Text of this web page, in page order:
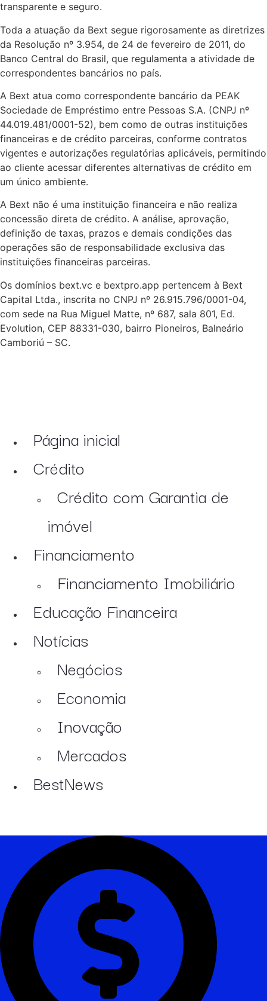
transparente e seguro.
Toda a atuação da Bext segue rigorosamente as diretrizes
da Resolução nº 3.954, de 24 de fevereiro de 2011, do
Banco Central do Brasil, que regulamenta a atividade de
correspondentes bancários no país.
A Bext atua como correspondente bancário da PEAK
Sociedade de Empréstimo entre Pessoas S.A. (CNPJ nº
44.019.481/0001-52), bem como de outras instituições
financeiras e de crédito parceiras, conforme contratos
vigentes e autorizações regulatórias aplicáveis, permitindo
ao cliente acessar diferentes alternativas de crédito em
um único ambiente.
A Bext não é uma instituição financeira e não realiza
concessão direta de crédito. A análise, aprovação,
definição de taxas, prazos e demais condições das
operações são de responsabilidade exclusiva das
instituições financeiras parceiras.
Os domínios bext.vc e bextpro.app pertencem à Bext
Capital Ltda., inscrita no CNPJ nº 26.915.796/0001-04,
com sede na Rua Miguel Matte, nº 687, sala 801, Ed.
Evolution, CEP 88331-030, bairro Pioneiros, Balneário
Camboriú – SC.
Página inicial
Crédito
Crédito com Garantia de
imóvel
Financiamento
Financiamento Imobiliário
Educação Financeira
Notícias
Negócios
Economia
Inovação
Mercados
BestNews